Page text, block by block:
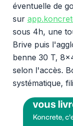
éventuelle de
sur
sous 4h, une
Brive puis
benne 30 T,
selon l'accès.
systématique,
vous
Koncrete,